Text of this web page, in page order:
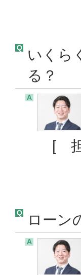
Q
いくら
る？
A
[
Q ローン
A